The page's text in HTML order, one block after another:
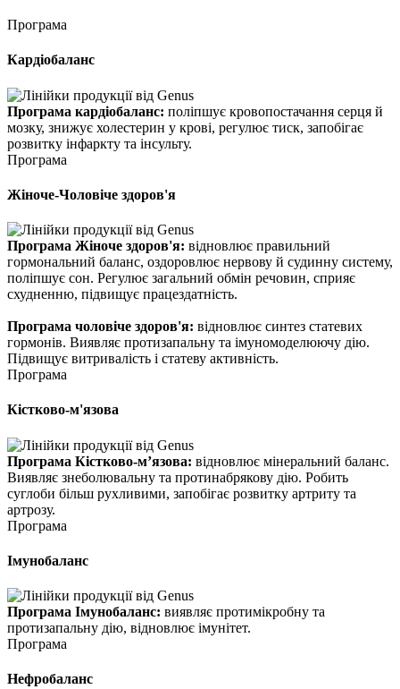
Програма
Кардіобаланс
Програма кардіобаланс: поліпшує кровопостачання серця й
мозку, знижує холестерин у крові, регулює тиск, запобігає
розвитку інфаркту та інсульту.
Програма
Жіноче-Чоловіче здоров'я
Програма Жіноче здоров'я: відновлює правильний
гормональний баланс, оздоровлює нервову й судинну систему,
поліпшує сон. Регулює загальний обмін речовин, сприяє
схудненню, підвищує працездатність.
Програма чоловіче здоров'я: відновлює синтез статевих
гормонів. Виявляє протизапальну та імуномоделюючу дію.
Підвищує витривалість і статеву активність.
Програма
Кістково-м'язова
Програма Кістково-м’язова: відновлює мінеральний баланс.
Виявляє знеболювальну та протинабрякову дію. Робить
суглоби більш рухливими, запобігає розвитку артриту та
артрозу.
Програма
Імунобаланс
Програма Імунобаланс: виявляє протимікробну та
протизапальну дію, відновлює імунітет.
Програма
Нефробаланс